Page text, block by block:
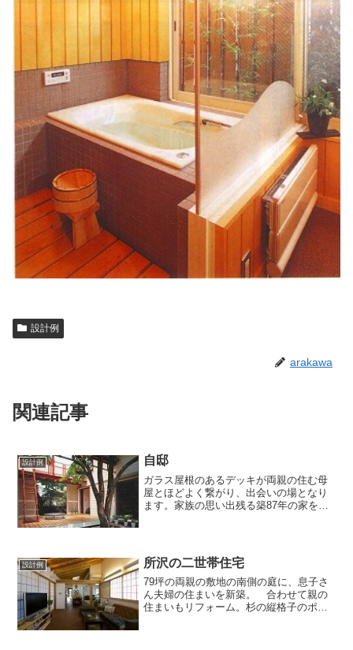
設計例
arakawa
関連記事
設計例 自邸
ガラス屋根のあるデッキが両親の住む母
屋とほどよく繋がり、出会いの場となり
ます。家族の思い出残る築87年の家を残
設計例 所沢の二世帯住宅
79坪の両親の敷地の南側の庭に、息子さ
ん夫婦の住まいを新築。 合わせて親の
住まいもリフォーム。杉の縦格子のポー